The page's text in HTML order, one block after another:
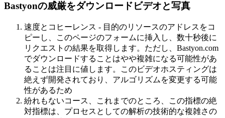
Bastyonの威厳をダウンロードビデオと写真
速度とコヒーレンス - 目的のリソースのアドレスをコ
ピーし、このページのフォームに挿入し、数十秒後に
リクエストの結果を取得します。ただし、Bastyon.com
でダウンロードすることはやや複雑になる可能性があ
ることは注目に値します。このビデオホスティングは
絶えず開発されており、アルゴリズムを変更する可能
性があるため
紛れもないコース、これまでのところ、この指標の絶
対指標は、プロセスとしての解析の技術的な複雑さの